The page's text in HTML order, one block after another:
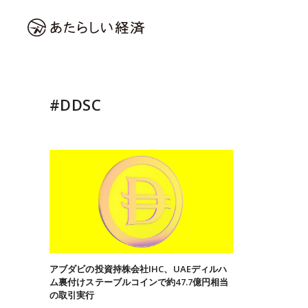
#DDSC
アブダビの投資持株会社IHC、UAEディルハ
ム裏付けステーブルコインで約47.7億円相当
の取引実行